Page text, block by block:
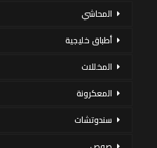
المحاشي
أطباق خليجية
المخللات
المعكرونة
سندوتشات